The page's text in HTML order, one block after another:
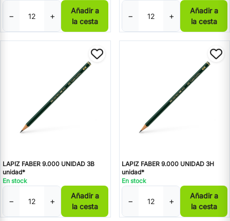
− +
Añadir a
la cesta
− +
Añadir a
la cesta
LAPIZ FABER 9.000 UNIDAD 3B
unidad*
En stock
− +
Añadir a
la cesta
LAPIZ FABER 9.000 UNIDAD 3H
unidad*
En stock
− +
Añadir a
la cesta